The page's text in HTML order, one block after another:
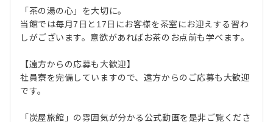
「茶の湯の心」を大切に。
当館では毎月7日と17日にお客様を茶室にお迎えする習わ
しがございます。意欲があればお茶のお点前も学べます。
【遠方からの応募も大歓迎】
社員寮を完備していますので、遠方からのご応募も大歓迎
です。
「炭屋旅館」の雰囲気が分かる公式動画を是非ご覧くださ